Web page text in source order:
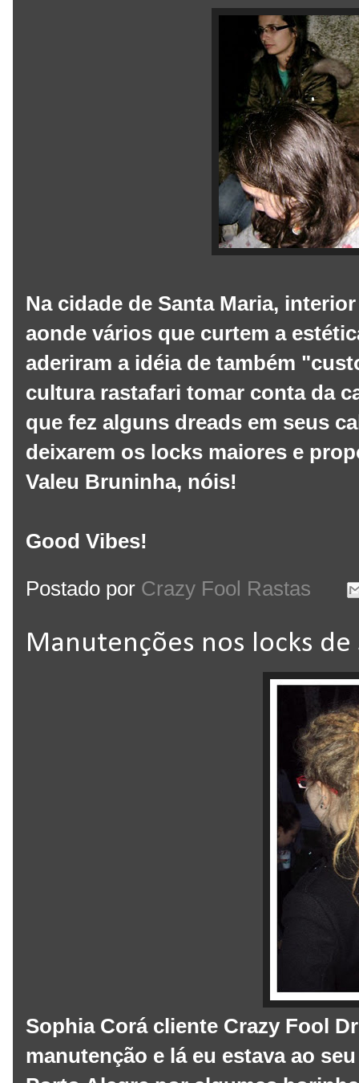
Na cidade de Santa Maria,
aonde vários que curtem a
aderiram a idéia de também
cultura rastafari tomar conta da
que fez alguns dreads em seus
deixarem os locks maiores e
Valeu Bruninha, nóis!
Good Vibes!
Postado por Crazy Fool Rastas
Manutenções nos locks de
Sophia Corá cliente Crazy Fool
manutenção e lá eu estava ao